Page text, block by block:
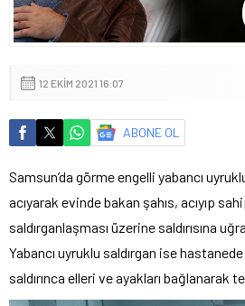
12 EKIM 2021 16:07
ABONE OL
Samsun’da görme engelli yabancı
acıyarak evinde bakan şahıs, acıyıp
saldırganlaşması üzerine saldırısına
Yabancı uyruklu saldırgan ise
saldırınca elleri ve ayakları bağlanarak